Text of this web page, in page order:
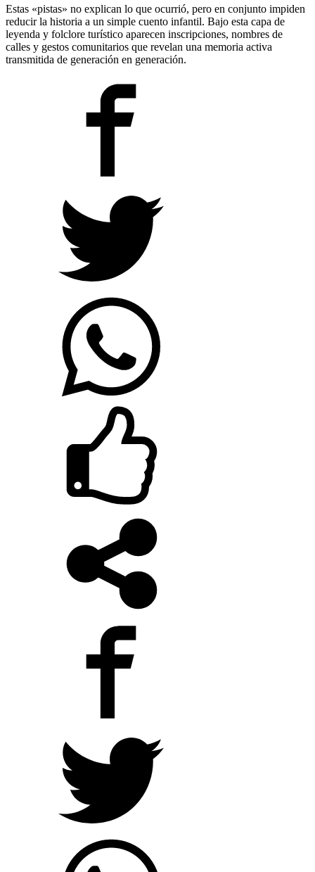
Estas «pistas» no explican lo que ocurrió, pero en conjunto impiden
reducir la historia a un simple cuento infantil. Bajo esta capa de
leyenda y folclore turístico aparecen inscripciones, nombres de
calles y gestos comunitarios que revelan una memoria activa
transmitida de generación en generación.